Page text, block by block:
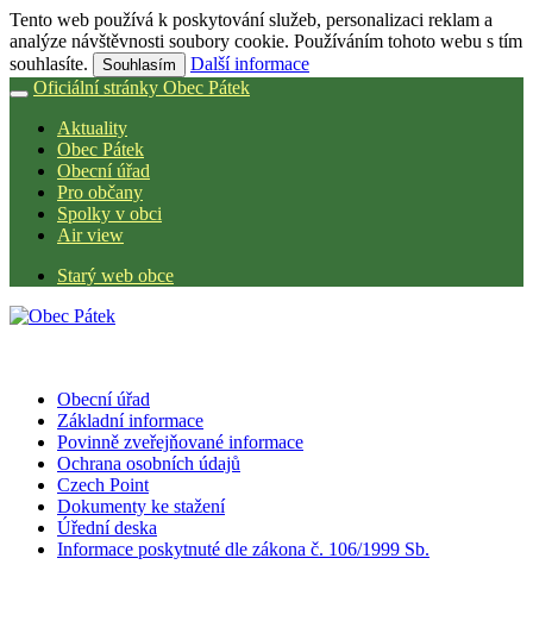
Tento web používá k poskytování služeb, personalizaci reklam a
analýze návštěvnosti soubory cookie. Používáním tohoto webu s tím
souhlasíte.
Souhlasím
Další informace
Oficiální stránky Obec Pátek
Aktuality
Obec Pátek
Obecní úřad
Pro občany
Spolky v obci
Air view
Starý web obce
Obecní úřad
Základní informace
Povinně zveřejňované informace
Ochrana osobních údajů
Czech Point
Dokumenty ke stažení
Úřední deska
Informace poskytnuté dle zákona č. 106/1999 Sb.